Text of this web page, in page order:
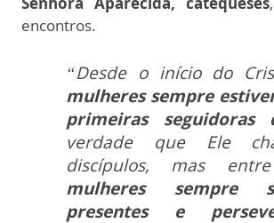
encontros.
“Desde o início do
mulheres sempre
primeiras seguidoras
verdade que Ele
discípulos, mas
mulheres sempre
presentes e